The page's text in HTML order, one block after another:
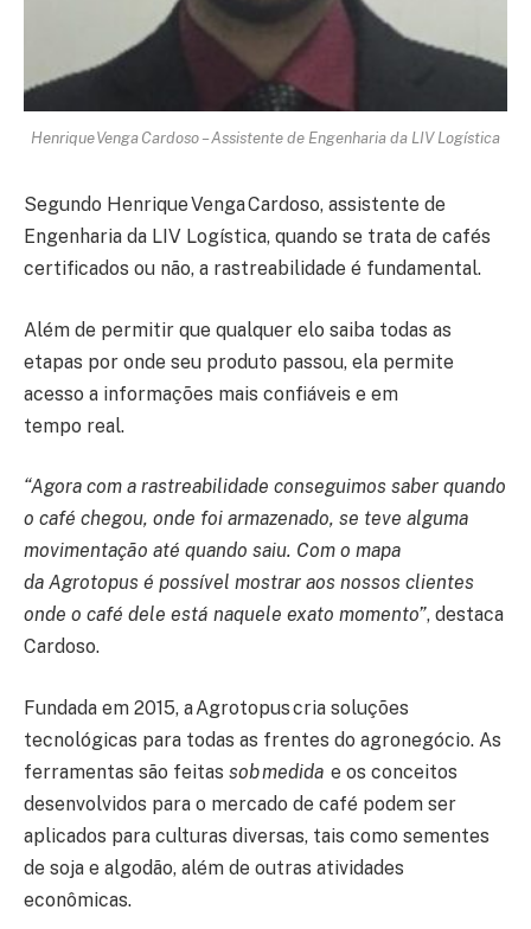
Henrique Venga Cardoso – Assistente de Engenharia da LIV Logística
Segundo Henrique Venga Cardoso, assistente de
Engenharia da LIV Logística, quando se trata de cafés
certificados ou não, a rastreabilidade é fundamental.
Além de permitir que qualquer elo saiba todas as
etapas por onde seu produto passou, ela permite
acesso a informações mais confiáveis e em
tempo real.
“Agora com a rastreabilidade conseguimos saber quando
o café chegou, onde foi armazenado, se teve alguma
movimentação até quando saiu. Com o mapa
da Agrotopus é possível mostrar aos nossos clientes
onde o café dele está naquele exato momento”, destaca
Cardoso.
Fundada em 2015, a Agrotopus cria soluções
tecnológicas para todas as frentes do agronegócio. As
ferramentas são feitas sob medida e os conceitos
desenvolvidos para o mercado de café podem ser
aplicados para culturas diversas, tais como sementes
de soja e algodão, além de outras atividades
econômicas.